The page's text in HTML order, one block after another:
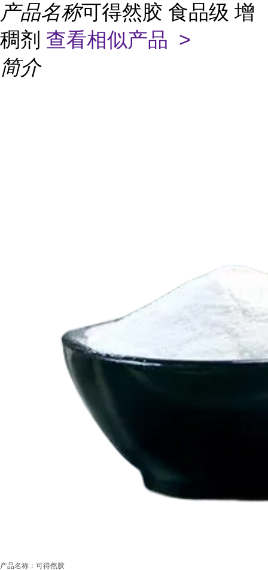
产品名称可得然胶 食品级 增
稠剂 查看相似产品 >
简介
产品名称：可得然胶